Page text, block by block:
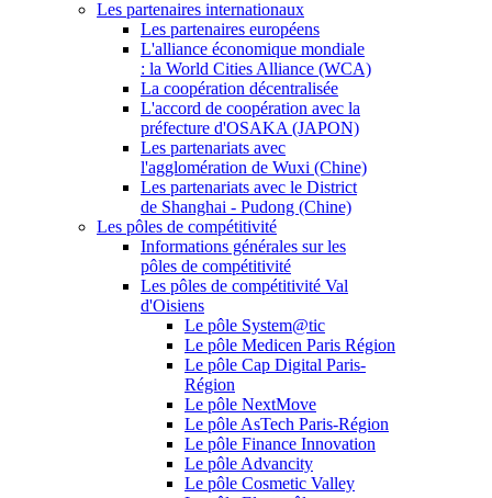
Les partenaires internationaux
Les partenaires européens
L'alliance économique mondiale
: la World Cities Alliance (WCA)
La coopération décentralisée
L'accord de coopération avec la
préfecture d'OSAKA (JAPON)
Les partenariats avec
l'agglomération de Wuxi (Chine)
Les partenariats avec le District
de Shanghai - Pudong (Chine)
Les pôles de compétitivité
Informations générales sur les
pôles de compétitivité
Les pôles de compétitivité Val
d'Oisiens
Le pôle System@tic
Le pôle Medicen Paris Région
Le pôle Cap Digital Paris-
Région
Le pôle NextMove
Le pôle AsTech Paris-Région
Le pôle Finance Innovation
Le pôle Advancity
Le pôle Cosmetic Valley